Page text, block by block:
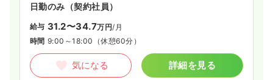
日勤のみ（契約社員）
給与 31.2〜34.7万円/月
時間 9:00～18:00 （休憩60分）
気になる 詳細を見る